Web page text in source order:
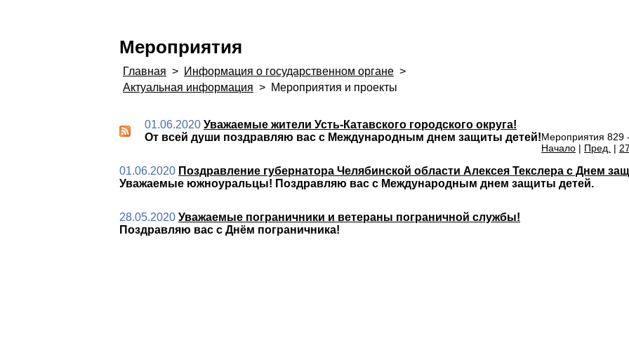
Мероприятия
Главная > Информация о государственном органе >
Актуальная информация > Мероприятия и проекты
01.06.2020 Уважаемые жители Усть-Катавского городского округа!
От всей души поздравляю вас с Международным днем защиты детей!
01.06.2020 Поздравление губернатора Челябинской области Алексея Текслера с Днем
Уважаемые южноуральцы! Поздравляю вас с Международным днем защиты детей.
28.05.2020 Уважаемые пограничники и ветераны пограничной службы!
Поздравляю вас с Днём пограничника!
Мероприятия 829
Начало | Пред. |